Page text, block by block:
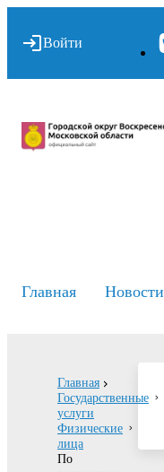
Войти
Главная Новости
Главная
Государственные
услуги
Физические
лица
По